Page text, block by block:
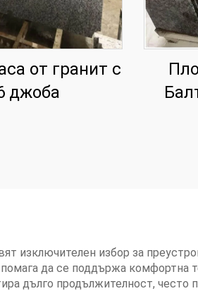
от гранит с
джоба
изключителен избор за
да се поддържа комфортна
дълго продължителност,